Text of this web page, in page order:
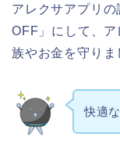
アレクサアプリ
OFF」にして、
族やお金を守りま
快適